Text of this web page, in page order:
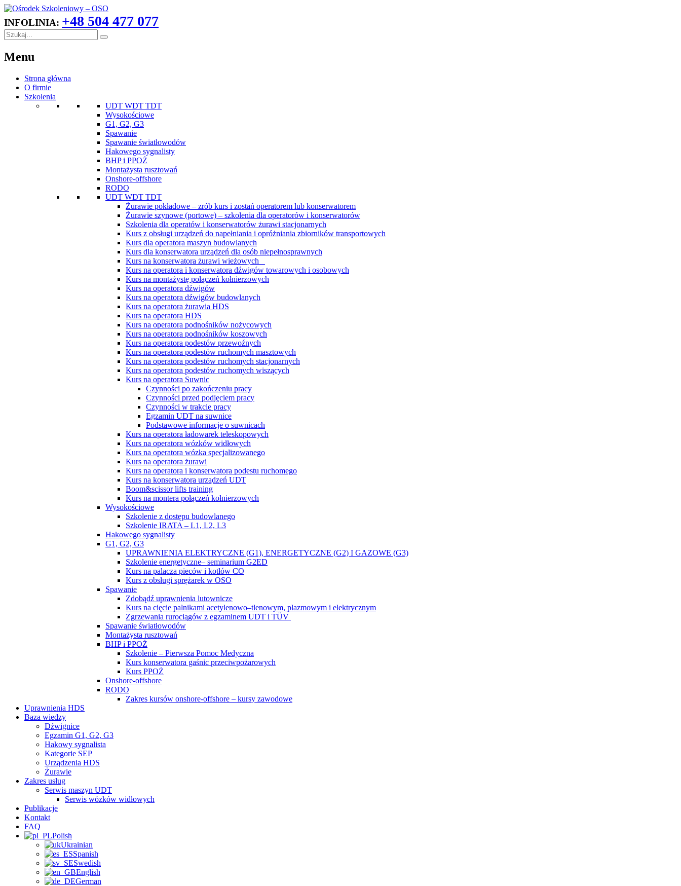
INFOLINIA: +48 504 477 077
Menu
Strona główna
O firmie
Szkolenia
UDT WDT TDT
Wysokościowe
G1, G2, G3
Spawanie
Spawanie światłowodów
Hakowego sygnalisty
BHP i PPOŻ
Montażysta rusztowań
Onshore-offshore
RODO
UDT WDT TDT
Żurawie pokładowe – zrób kurs i zostań operatorem lub konserwatorem
Żurawie szynowe (portowe) – szkolenia dla operatorów i konserwatorów
Szkolenia dla operatów i konserwatorów żurawi stacjonarnych
Kurs z obsługi urządzeń do napełniania i opróżniania zbiorników transportowych
Kurs dla operatora maszyn budowlanych
Kurs dla konserwatora urządzeń dla osób niepełnosprawnych
Kurs na konserwatora żurawi wieżowych
Kurs na operatora i konserwatora dźwigów towarowych i osobowych
Kurs na montażystę połączeń kołnierzowych
Kurs na operatora dźwigów
Kurs na operatora dźwigów budowlanych
Kurs na operatora żurawia HDS
Kurs na operatora HDS
Kurs na operatora podnośników nożycowych
Kurs na operatora podnośników koszowych
Kurs na operatora podestów przewoźnych
Kurs na operatora podestów ruchomych masztowych
Kurs na operatora podestów ruchomych stacjonarnych
Kurs na operatora podestów ruchomych wiszących
Kurs na operatora Suwnic
Czynności po zakończeniu pracy
Czynności przed podjęciem pracy
Czynności w trakcie pracy
Egzamin UDT na suwnice
Podstawowe informacje o suwnicach
Kurs na operatora ładowarek teleskopowych
Kurs na operatora wózków widłowych
Kurs na operatora wózka specjalizowanego
Kurs na operatora żurawi
Kurs na operatora i konserwatora podestu ruchomego
Kurs na konserwatora urządzeń UDT
Boom&scissor lifts training
Kurs na montera połączeń kołnierzowych
Wysokościowe
Szkolenie z dostępu budowlanego
Szkolenie IRATA – L1, L2, L3
Hakowego sygnalisty
G1, G2, G3
UPRAWNIENIA ELEKTRYCZNE (G1), ENERGETYCZNE (G2) I GAZOWE (G3)
Szkolenie energetyczne– seminarium G2ED
Kurs na palacza pieców i kotłów CO
Kurs z obsługi sprężarek w OSO
Spawanie
Zdobądź uprawnienia lutownicze
Kurs na cięcie palnikami acetylenowo–tlenowym, plazmowym i elektrycznym
Zgrzewania rurociągów z egzaminem UDT i TÜV
Spawanie światłowodów
Montażysta rusztowań
BHP i PPOŻ
Szkolenie – Pierwsza Pomoc Medyczna
Kurs konserwatora gaśnic przeciwpożarowych
Kurs PPOŻ
Onshore-offshore
RODO
Zakres kursów onshore-offshore – kursy zawodowe
Uprawnienia HDS
Baza wiedzy
Dźwignice
Egzamin G1, G2, G3
Hakowy sygnalista
Kategorie SEP
Urządzenia HDS
Żurawie
Zakres usług
Serwis maszyn UDT
Serwis wózków widłowych
Publikacje
Kontakt
FAQ
Polish
Ukrainian
Spanish
Swedish
English
German